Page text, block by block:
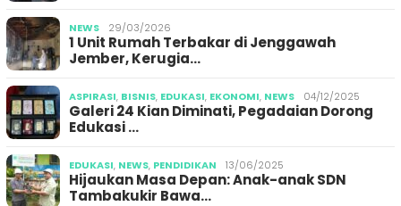
NEWS 29/03/2026
1 Unit Rumah Terbakar di Jenggawah
Jember, Kerugia…
ASPIRASI, BISNIS, EDUKASI, EKONOMI, NEWS 04/12/2025
Galeri 24 Kian Diminati, Pegadaian Dorong
Edukasi …
EDUKASI, NEWS, PENDIDIKAN 13/06/2025
Hijaukan Masa Depan: Anak-anak SDN
Tambakukir Bawa…